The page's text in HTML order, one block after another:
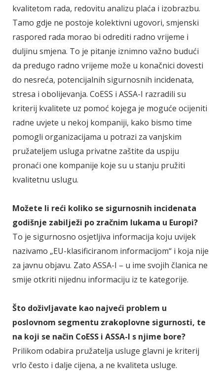
kvalitetom rada, redovitu analizu plaća i izobrazbu.
Tamo gdje ne postoje kolektivni ugovori, smjenski
raspored rada morao bi odrediti radno vrijeme i
duljinu smjena. To je pitanje iznimno važno budući
da predugo radno vrijeme može u konačnici dovesti
do nesreća, potencijalnih sigurnosnih incidenata,
stresa i obolijevanja. CoESS i ASSA-I razradili su
kriterij kvalitete uz pomoć kojega je moguće ocijeniti
radne uvjete u nekoj kompaniji, kako bismo time
pomogli organizacijama u potrazi za vanjskim
pružateljem usluga privatne zaštite da uspiju
pronaći one kompanije koje su u stanju pružiti
kvalitetnu uslugu.
Možete li reći koliko se sigurnosnih incidenata
godišnje zabilježi po zračnim lukama u Europi?
To je sigurnosno osjetljiva informacija koju uvijek
nazivamo „EU-klasificiranom informacijom“ i koja nije
za javnu objavu. Zato ASSA-I – u ime svojih članica ne
smije otkriti nijednu informaciju iz te kategorije.
Što doživljavate kao najveći problem u
poslovnom segmentu zrakoplovne sigurnosti, te
na koji se način CoESS i ASSA-I s njime bore?
Prilikom odabira pružatelja usluge glavni je kriterij
vrlo često i dalje cijena, a ne kvaliteta usluge.